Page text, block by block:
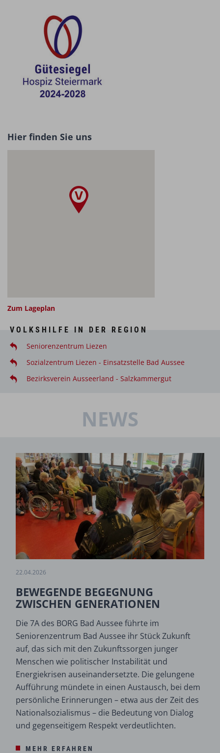
Hier finden Sie uns
Zum Lageplan
VOLKSHILFE IN DER REGION
Seniorenzentrum Liezen
Sozialzentrum Liezen - Einsatzstelle Bad Aussee
Bezirksverein Ausseerland - Salzkammergut
NEWS
22.04.2026
BEWEGENDE BEGEGNUNG
ZWISCHEN GENERATIONEN
Die 7A des BORG Bad Aussee führte im
Seniorenzentrum Bad Aussee ihr Stück Zukunft
auf, das sich mit den Zukunftssorgen junger
Menschen wie politischer Instabilität und
Energiekrisen auseinandersetzte. Die gelungene
Aufführung mündete in einen Austausch, bei dem
persönliche Erinnerungen – etwa aus der Zeit des
Nationalsozialismus – die Bedeutung von Dialog
und gegenseitigem Respekt verdeutlichten.
MEHR ERFAHREN